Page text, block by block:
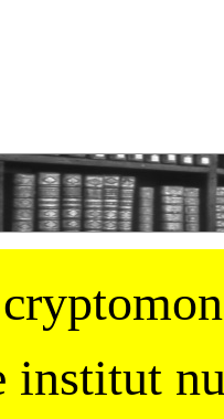
institut